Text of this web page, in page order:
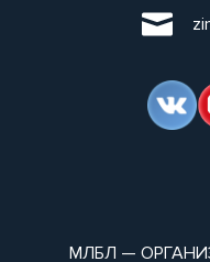
МЛБЛ —